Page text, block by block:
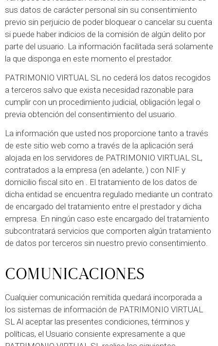
sus datos de carácter personal sin su consentimiento
previo sin perjuicio de poder bloquear o cancelar su cuenta
si puede haber indicios de la comisión de algún delito por
parte del usuario. La información facilitada será solamente
la que disponga en este momento el prestador.
PATRIMONIO VIRTUAL SL no cederá los datos recogidos
a terceros salvo que exista necesidad razonable para
cumplir con un procedimiento judicial, obligación legal o
previa obtención del consentimiento del usuario.
La información que usted nos proporcione tanto a través
de este sitio web como a través de la aplicación será
alojada en los servidores de PATRIMONIO VIRTUAL SL,
contratados a la empresa (en adelante, ) con NIF y
domicilio fiscal sito en . El tratamiento de los datos de
dicha entidad se encuentra regulado mediante un contrato
de encargado del tratamiento entre el prestador y dicha
empresa. En ningún caso este encargado del tratamiento
subcontratará servicios que comporten algún tratamiento
de datos por terceros sin nuestro previo consentimiento.
COMUNICACIONES
Cualquier comunicación remitida quedará incorporada a
los sistemas de información de PATRIMONIO VIRTUAL
SL Al aceptar las presentes condiciones, términos y
políticas, el Usuario consiente expresamente a que